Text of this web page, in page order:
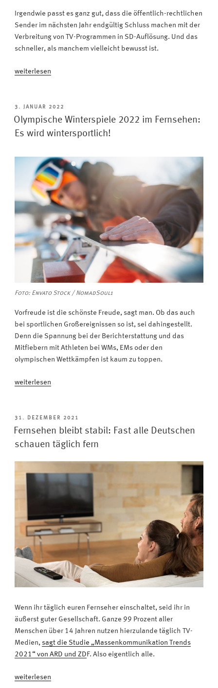
Irgendwie passt es ganz gut, dass die öffentlich-rechtlichen
Sender im nächsten Jahr endgültig Schluss machen mit der
Verbreitung von TV-Programmen in SD-Auflösung. Und das
schneller, als manchem vielleicht bewusst ist.
„Schluss
Programme
der
ARD
HD-
und
Fernsehern
zu
empfangen“
weiterlesen
VERÖFFENTLICHT
AM
3. JANUAR 2022
Olympische Winterspiele 2022 im Fernsehen:
Es wird wintersportlich!
Foto: Envato Stock / NomadSoul1
Vorfreude ist die schönste Freude, sagt man. Ob das auch
bei sportlichen Großereignissen so ist, sei dahingestellt.
Denn die Spannung bei der Berichterstattung und das
Mitfiebern mit Athleten bei WMs, EMs oder den
olympischen Wettkämpfen ist kaum zu toppen.
„Olympische
im
Fernsehen:
weiterlesen
VERÖFFENTLICHT
AM
31. DEZEMBER 2021
Fernsehen bleibt stabil: Fast alle Deutschen
schauen täglich fern
Wenn ihr täglich euren Fernseher einschaltet, seid ihr in
äußerst guter Gesellschaft. Ganze 99 Prozent aller
Menschen über 14 Jahren nutzen hierzulande täglich TV-
Medien, sagt die Studie „Massen­kommunikation Trends
2021“ von ARD und ZDF. Also eigentlich alle.
„Fernsehen
weiterlesen